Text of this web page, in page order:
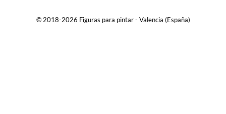
© 2018-2026 Figuras para pintar - Valencia (España)